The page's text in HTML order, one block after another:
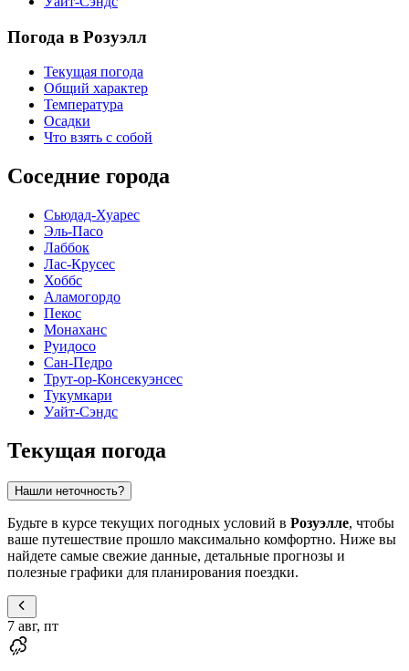
Погода в Розуэлл
Текущая погода
Общий характер
Температура
Осадки
Что взять с собой
Соседние города
Сьюдад-Хуарес
Эль-Пасо
Лаббок
Лас-Крусес
Хоббс
Аламогордо
Пекос
Монаханс
Руидосо
Сан-Педро
Трут-ор-Консекуэнсес
Тукумкари
Уайт-Сэндс
Текущая погода
Нашли неточность?
Будьте в курсе текущих погодных условий в Розуэлле, чтобы
ваше путешествие прошло максимально комфортно. Ниже вы
найдете самые свежие данные, детальные прогнозы и
полезные графики для планирования поездки.
7 авг, пт